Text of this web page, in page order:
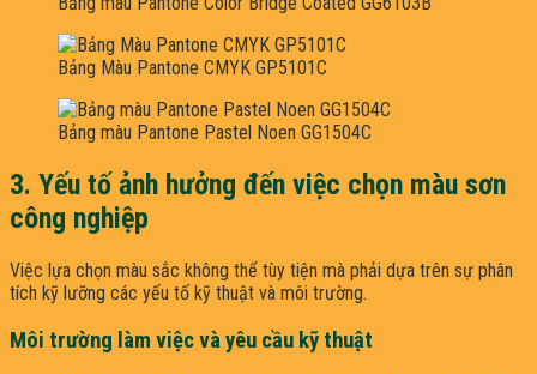
Bảng Màu Pantone CMYK GP5101C
Bảng màu Pantone Pastel Noen GG1504C
3. Yếu tố ảnh hưởng đến việc chọn màu sơn
công nghiệp
Việc lựa chọn màu sắc không thể tùy tiện mà phải dựa trên sự phân
tích kỹ lưỡng các yếu tố kỹ thuật và môi trường.
Môi trường làm việc và yêu cầu kỹ thuật